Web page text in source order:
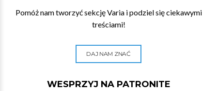
Pomóż nam tworzyć sekcję Varia i podziel się ciekawymi
treściami!
DAJ NAM ZNAĆ
WESPRZYJ NA PATRONITE